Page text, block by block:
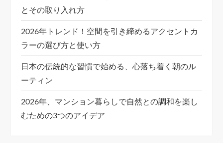
とその取り入れ方
2026年トレンド！空間を引き締めるアクセントカ
ラーの選び方と使い方
日本の伝統的な習慣で始める、心落ち着く朝のル
ーティン
2026年、マンション暮らしで自然との調和を楽し
むための3つのアイデア